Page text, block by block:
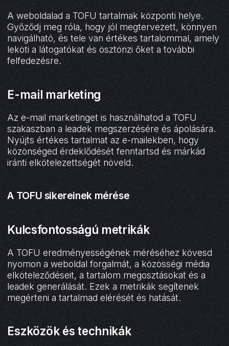
A weboldalad a TOFU tartalmak központi helye.
Győződj meg róla, hogy jól megtervezett, könnyen
navigálható, és tele van értékes tartalommal, amely
leköti a látogatókat és ösztönzi őket a további
felfedezésre.
E-mail marketing
Az e-mail marketinget is használhatod a TOFU
szakaszban a leadek megszerzésére és ápolására.
Nyújts értékes tartalmat az e-mailekben, hogy
közönséged érdeklődését fenntartsd és márkád
iránti elkötelezettségét növeld.
A TOFU sikereinek mérése
Kulcsfontosságú metrikák
A TOFU eredményességének méréséhez kövesd
nyomon a weboldal forgalmát, a közösségi média
elköteleződéseit, a tartalom megosztásokat és a
leadek generálását. Ezek a metrikák segítenek
megérteni a tartalmad elérését és hatását.
Eszközök és technikák